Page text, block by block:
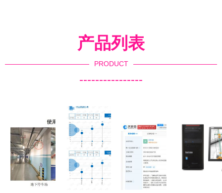
产品列表
PRODUCT
----------------